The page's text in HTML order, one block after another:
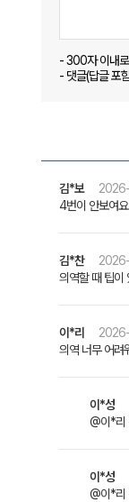
- 300자 이내
- 댓글(답글 포
김*보
4번이 안보여
김*찬
의역할 때 팁이
이*리
의역 너무 어려
이*성
@이*리
이*성
@이*리